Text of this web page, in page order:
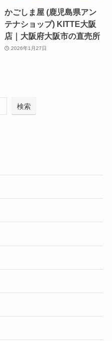
かごしま屋 (鹿児島県アン
テナショップ) KITTE大阪
店｜大阪府大阪市の直売所
2026年1月27日
検索